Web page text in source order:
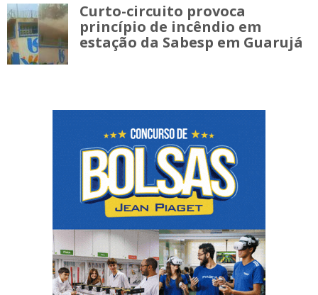
Curto-circuito provoca
princípio de incêndio em
estação da Sabesp em Guarujá